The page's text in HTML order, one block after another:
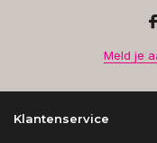
Meld je
Klantenservice